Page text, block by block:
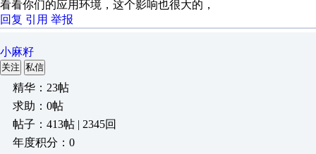
看看你们的应用环境，这个影响也很大的，
回复 引用 举报
小麻籽
关注 私信
精华：23帖
求助：0帖
帖子：413帖 | 2345回
年度积分：0